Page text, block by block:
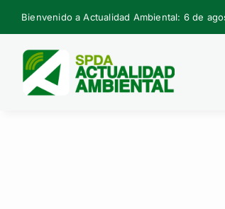
Skip
to
content
Bienvenido a Actualidad Ambiental: 6 de